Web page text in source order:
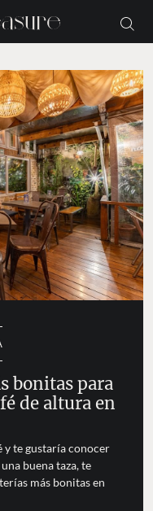
bonitas para
de altura en
y te gustaría conocer
buena taza, te
más bonitas en